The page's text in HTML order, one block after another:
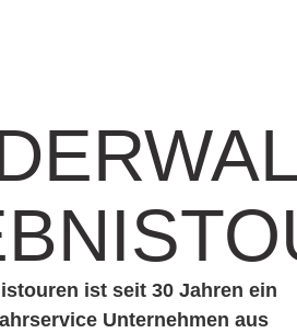
ist seit 30 Jahren ein
Unternehmen aus